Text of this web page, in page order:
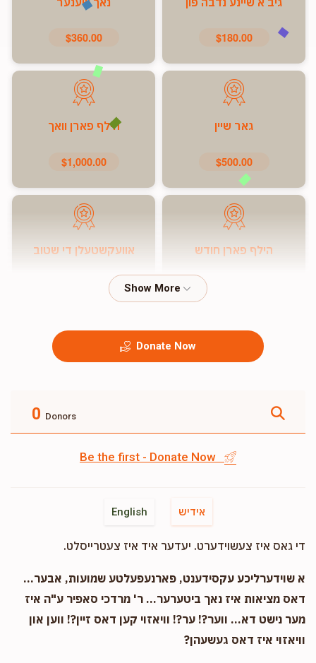
$180.00
$360.00
גאר שיין
$500.00
הילף פארן וואך
$1,000.00
הילף פארן חודש אוועקשטעלן די שטוב
Donate Now
0 Donors
Be the first - Donate Now
English אידיש
די גאס איז צעשוידערט. יעדער איד איז צעטרייסלט.
א שוידערליכע עקסידענט, פארנעפעלטע שמועות, אבער...
דאס מציאות איז נאך ביטערער... ר' מרדכי סאפיר ע"ה איז
מער נישט דא... ווער?! ער?! וויאזוי קען דאס זיין?! ווען און
וויאזוי איז דאס געשעהן?